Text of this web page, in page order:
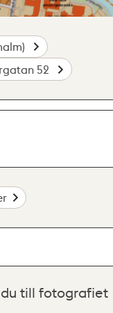
52
du till fotografiet